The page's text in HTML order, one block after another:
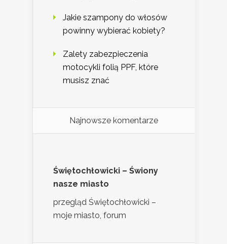
Jakie szampony do włosów
powinny wybierać kobiety?
Zalety zabezpieczenia
motocykli folią PPF, które
musisz znać
Najnowsze komentarze
Świętochłowicki – Świony
nasze miasto
przegląd Świętochłowicki –
moje miasto, forum